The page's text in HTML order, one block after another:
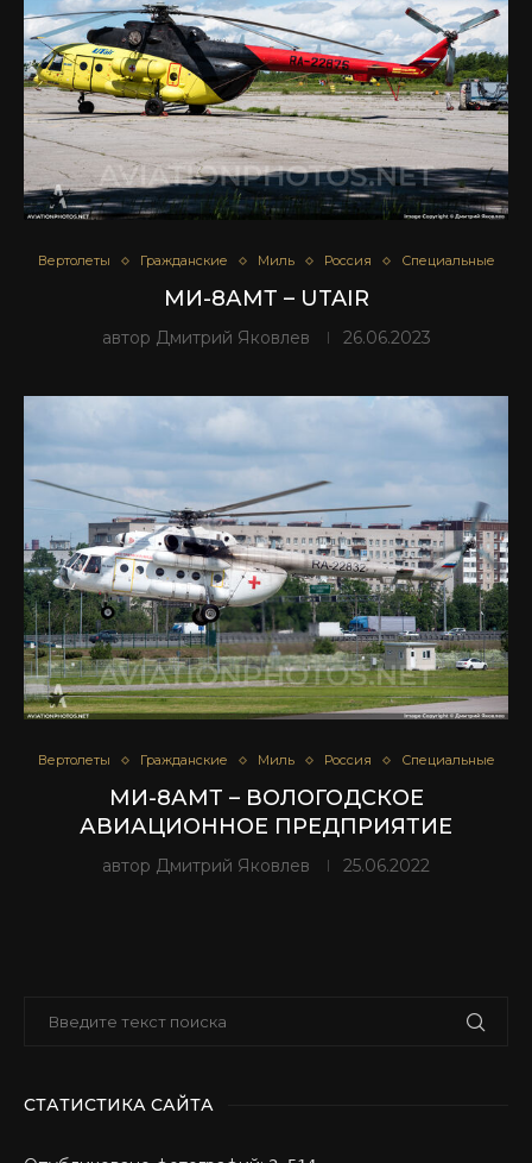
Вертолеты Гражданские Миль Россия Специальные
МИ-8АМТ – UTAIR
автор Дмитрий Яковлев 26.06.2023
Вертолеты Гражданские Миль Россия Специальные
МИ-8АМТ – ВОЛОГОДСКОЕ
АВИАЦИОННОЕ ПРЕДПРИЯТИЕ
автор Дмитрий Яковлев 25.06.2022
СТАТИСТИКА САЙТА